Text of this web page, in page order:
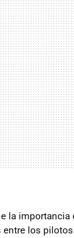
la importancia
los